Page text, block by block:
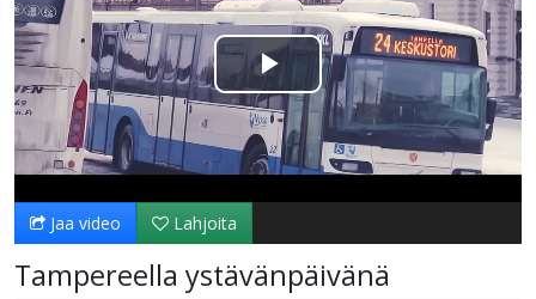
Toista
Video
Jaa video Lahjoita
Tampereella ystävänpäivänä